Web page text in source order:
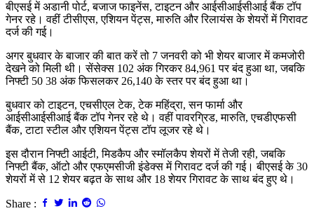
बीएसई में अडानी पोर्ट, बजाज फाइनेंस, टाइटन और आईसीआईसीआई बैंक टॉप
गेनर रहे। वहीं टीसीएस, एशियन पेंट्स, मारुति और रिलायंस के शेयरों में गिरावट
दर्ज की गई।
अगर बुधवार के बाजार की बात करें तो 7 जनवरी को भी शेयर बाजार में कमजोरी
देखने को मिली थी। सेंसेक्स 102 अंक गिरकर 84,961 पर बंद हुआ था, जबकि
निफ्टी 50 38 अंक फिसलकर 26,140 के स्तर पर बंद हुआ था।
बुधवार को टाइटन, एचसीएल टेक, टेक महिंद्रा, सन फार्मा और
आईसीआईसीआई बैंक टॉप गेनर रहे थे। वहीं पावरग्रिड, मारुति, एचडीएफसी
बैंक, टाटा स्टील और एशियन पेंट्स टॉप लूजर रहे थे।
इस दौरान निफ्टी आईटी, मिडकैप और स्मॉलकैप शेयरों में तेजी रही, जबकि
निफ्टी बैंक, ऑटो और एफएमसीजी इंडेक्स में गिरावट दर्ज की गई। बीएसई के 30
शेयरों में से 12 शेयर बढ़त के साथ और 18 शेयर गिरावट के साथ बंद हुए थे।
Share :